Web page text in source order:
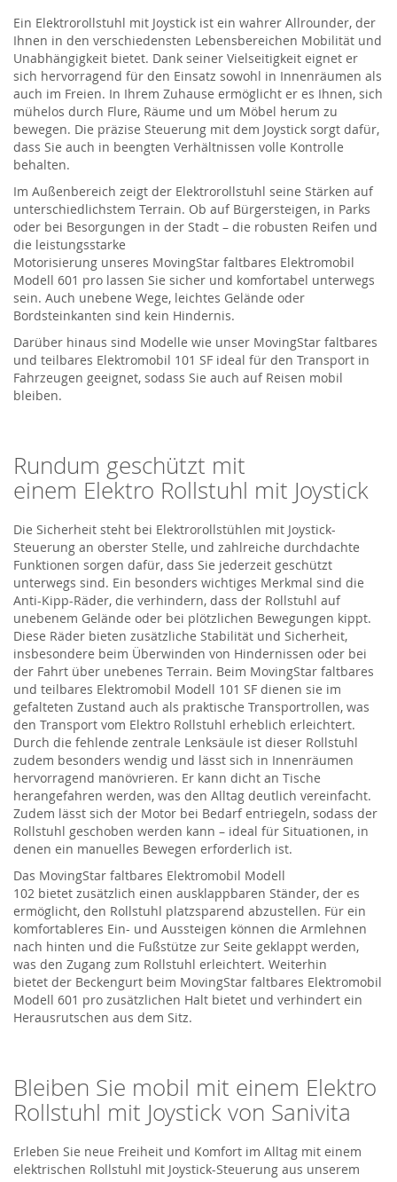
Ein Elektrorollstuhl mit Joystick ist ein wahrer Allrounder, der
Ihnen in den verschiedensten Lebensbereichen Mobilität und
Unabhängigkeit bietet. Dank seiner Vielseitigkeit eignet er
sich hervorragend für den Einsatz sowohl in Innenräumen als
auch im Freien. In Ihrem Zuhause ermöglicht er es Ihnen, sich
mühelos durch Flure, Räume und um Möbel herum zu
bewegen. Die präzise Steuerung mit dem Joystick sorgt dafür,
dass Sie auch in beengten Verhältnissen volle Kontrolle
behalten.
Im Außenbereich zeigt der Elektrorollstuhl seine Stärken auf
unterschiedlichstem Terrain. Ob auf Bürgersteigen, in Parks
oder bei Besorgungen in der Stadt – die robusten Reifen und
die leistungsstarke
Motorisierung unseres MovingStar faltbares Elektromobil
Modell 601 pro lassen Sie sicher und komfortabel unterwegs
sein. Auch unebene Wege, leichtes Gelände oder
Bordsteinkanten sind kein Hindernis.
Darüber hinaus sind Modelle wie unser MovingStar faltbares
und teilbares Elektromobil 101 SF ideal für den Transport in
Fahrzeugen geeignet, sodass Sie auch auf Reisen mobil
bleiben.
Rundum geschützt mit
einem Elektro Rollstuhl mit Joystick
Die Sicherheit steht bei Elektrorollstühlen mit Joystick-
Steuerung an oberster Stelle, und zahlreiche durchdachte
Funktionen sorgen dafür, dass Sie jederzeit geschützt
unterwegs sind. Ein besonders wichtiges Merkmal sind die
Anti-Kipp-Räder, die verhindern, dass der Rollstuhl auf
unebenem Gelände oder bei plötzlichen Bewegungen kippt.
Diese Räder bieten zusätzliche Stabilität und Sicherheit,
insbesondere beim Überwinden von Hindernissen oder bei
der Fahrt über unebenes Terrain. Beim MovingStar faltbares
und teilbares Elektromobil Modell 101 SF dienen sie im
gefalteten Zustand auch als praktische Transportrollen, was
den Transport vom Elektro Rollstuhl erheblich erleichtert.
Durch die fehlende zentrale Lenksäule ist dieser Rollstuhl
zudem besonders wendig und lässt sich in Innenräumen
hervorragend manövrieren. Er kann dicht an Tische
herangefahren werden, was den Alltag deutlich vereinfacht.
Zudem lässt sich der Motor bei Bedarf entriegeln, sodass der
Rollstuhl geschoben werden kann – ideal für Situationen, in
denen ein manuelles Bewegen erforderlich ist.
Das MovingStar faltbares Elektromobil Modell
102 bietet zusätzlich einen ausklappbaren Ständer, der es
ermöglicht, den Rollstuhl platzsparend abzustellen. Für ein
komfortableres Ein- und Aussteigen können die Armlehnen
nach hinten und die Fußstütze zur Seite geklappt werden,
was den Zugang zum Rollstuhl erleichtert. Weiterhin
bietet der Beckengurt beim MovingStar faltbares Elektromobil
Modell 601 pro zusätzlichen Halt bietet und verhindert ein
Herausrutschen aus dem Sitz.
Bleiben Sie mobil mit einem Elektro
Rollstuhl mit Joystick von Sanivita
Erleben Sie neue Freiheit und Komfort im Alltag mit einem
elektrischen Rollstuhl mit Joystick-Steuerung aus unserem